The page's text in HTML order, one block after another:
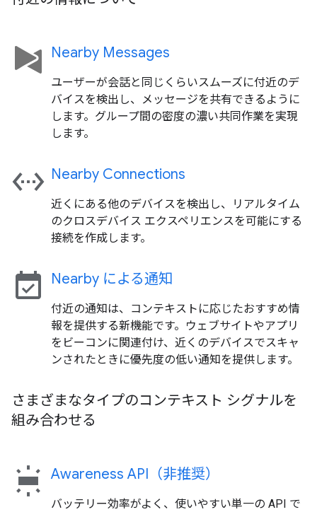
Nearby Messages
ユーザーが会話と同じくらいスムーズに付近のデ
バイスを検出し、メッセージを共有できるように
します。グループ間の密度の濃い共同作業を実現
します。
settings_ethernet Nearby Connections
近くにある他のデバイスを検出し、リアルタイム
のクロスデバイス エクスペリエンスを可能にする
接続を作成します。
event_available Nearby による通知
付近の通知は、コンテキストに応じたおすすめ情
報を提供する新機能です。ウェブサイトやアプリ
をビーコンに関連付け、近くのデバイスでスキャ
ンされたときに優先度の低い通知を提供します。
さまざまなタイプのコンテキスト シグナルを
組み合わせる
wb_iridescent Awareness API（非推奨）
バッテリー効率がよく、使いやすい単一の API で